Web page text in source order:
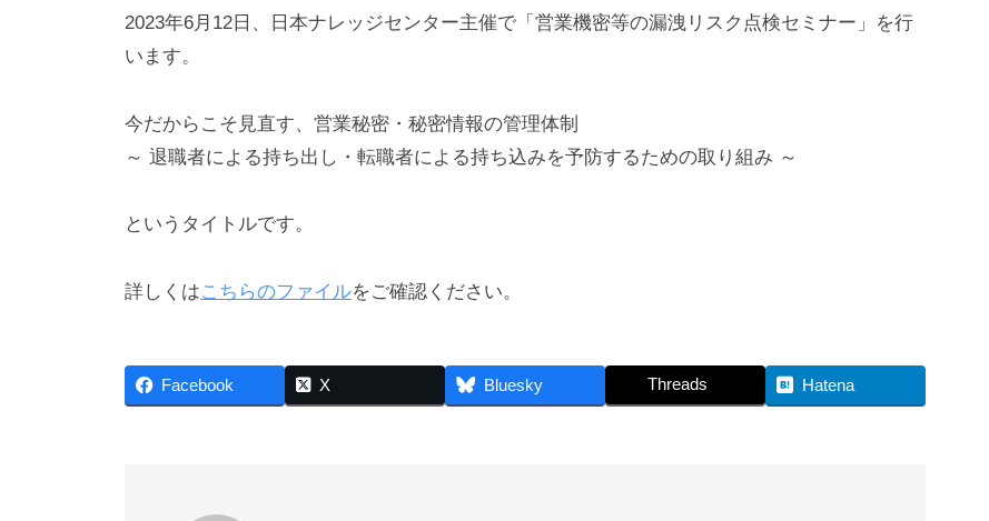
護
見
隆
2023年6月12日、日本ナレッジセンター主催で「営業機密等の漏洩リスク点検セミナー」を行
います。
今だからこそ見直す、営業秘密・秘密情報の管理体制
～ 退職者による持ち出し・転職者による持ち込みを予防するための取り組み ～
というタイトルです。
詳しくはこちらのファイルをご確認ください。
Facebook X Bluesky Threads Hatena